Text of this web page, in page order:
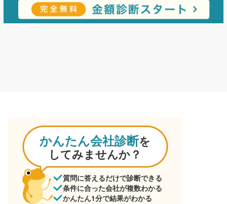
かんたん会社診断を
してみませんか？
質問に答えるだけで診断できる
条件に合った会社が複数わかる
かんたん1分で結果がわかる